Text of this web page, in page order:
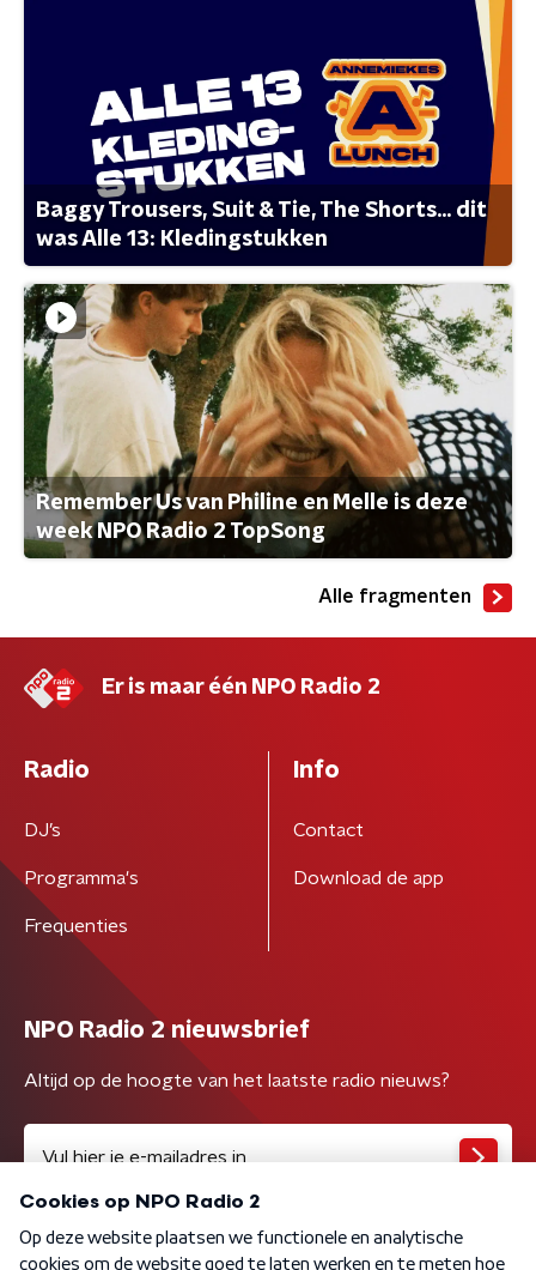
Baggy Trousers, Suit & Tie, The Shorts... dit
was Alle 13: Kledingstukken
Remember Us van Philine en Melle is deze
week NPO Radio 2 TopSong
Alle fragmenten
Er is maar één NPO Radio 2
Radio
DJ’s
Programma's
Frequenties
Info
Contact
Download de app
NPO Radio 2 nieuwsbrief
Altijd op de hoogte van het laatste radio nieuws?